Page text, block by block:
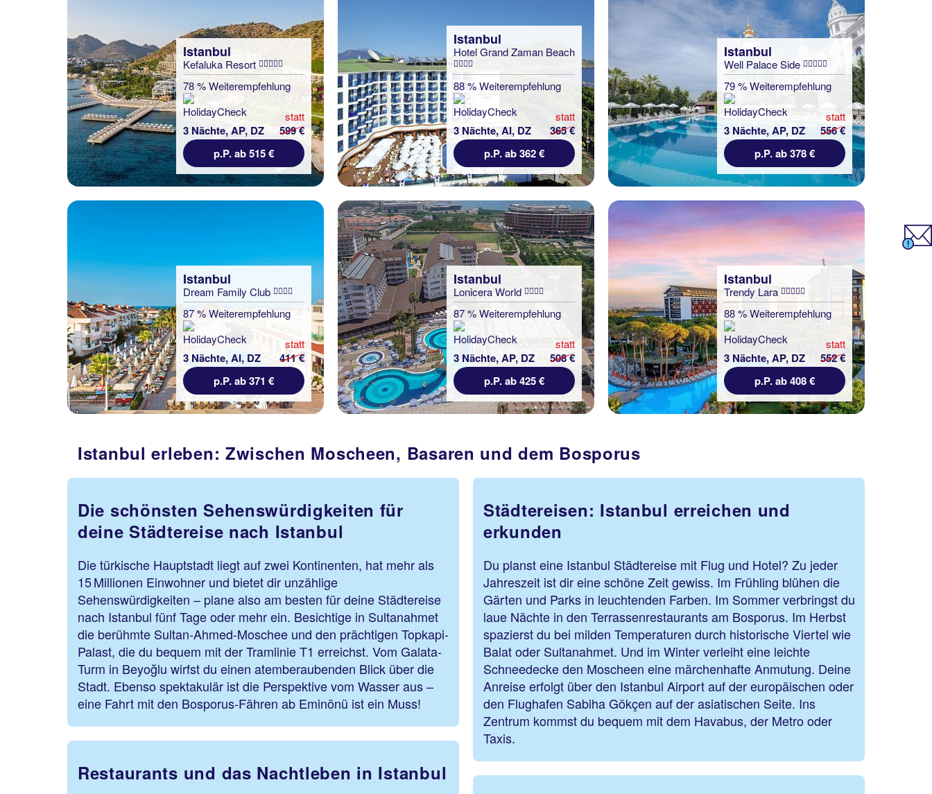
Istanbul
Kefaluka Resort
78 % Weiterempfehlung
3 Nächte, AP, DZ
statt
599 €
p.P. ab 515 €
Istanbul
Hotel Grand Zaman Beach
88 % Weiterempfehlung
3 Nächte, AI, DZ
statt
365 €
p.P. ab 362 €
Istanbul
Well Palace Side
79 % Weiterempfehlung
3 Nächte, AP, DZ
statt
556 €
p.P. ab 378 €
Istanbul
Dream Family Club
87 % Weiterempfehlung
3 Nächte, AI, DZ
statt
411 €
p.P. ab 371 €
Istanbul
Lonicera World
87 % Weiterempfehlung
3 Nächte, AP, DZ
statt
508 €
p.P. ab 425 €
Istanbul
Trendy Lara
88 % Weiterempfehlung
3 Nächte, AP, DZ
statt
552 €
p.P. ab 408 €
Istanbul erleben: Zwischen Moscheen, Basaren und dem Bosporus
Die schönsten Sehenswürdigkeiten für
deine Städtereise nach Istanbul
Die türkische Hauptstadt liegt auf zwei Kontinenten, hat mehr als
15 Millionen Einwohner und bietet dir unzählige
Sehenswürdigkeiten – plane also am besten für deine Städtereise
nach Istanbul fünf Tage oder mehr ein. Besichtige in Sultanahmet
die berühmte Sultan-Ahmed-Moschee und den prächtigen Topkapi-
Palast, die du bequem mit der Tramlinie T1 erreichst. Vom Galata-
Turm in Beyoğlu wirfst du einen atemberaubenden Blick über die
Stadt. Ebenso spektakulär ist die Perspektive vom Wasser aus –
eine Fahrt mit den Bosporus-Fähren ab Eminönü ist ein Muss!
Restaurants und das Nachtleben in Istanbul
Städtereisen: Istanbul erreichen und
erkunden
Du planst eine Istanbul Städtereise mit Flug und Hotel? Zu jeder
Jahreszeit ist dir eine schöne Zeit gewiss. Im Frühling blühen die
Gärten und Parks in leuchtenden Farben. Im Sommer verbringst du
laue Nächte in den Terrassenrestaurants am Bosporus. Im Herbst
spazierst du bei milden Temperaturen durch historische Viertel wie
Balat oder Sultanahmet. Und im Winter verleiht eine leichte
Schneedecke den Moscheen eine märchenhafte Anmutung. Deine
Anreise erfolgt über den Istanbul Airport auf der europäischen oder
den Flughafen Sabiha Gökçen auf der asiatischen Seite. Ins
Zentrum kommst du bequem mit dem Havabus, der Metro oder
Taxis.